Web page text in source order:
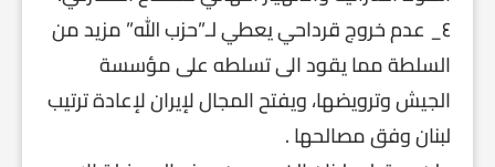
٤_ عدم خروج قرداحي يعطي لـ”حزب الله” مزيد من
السلطة مما يقود الى تسلطه على مؤسسة
الجيش وترويضها، ويفتح المجال لإيران لإعادة ترتيب
لبنان وفق مصالحها .